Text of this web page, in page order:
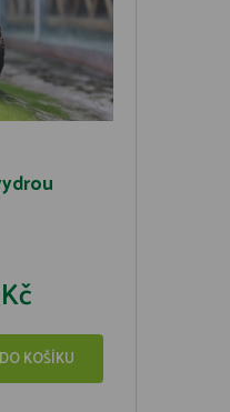
DO KOŠÍKU